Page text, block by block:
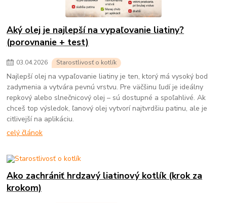
Aký olej je najlepší na vypaľovanie liatiny?
(porovnanie + test)
03.04.2026 Starostlivosť o kotlík
Najlepší olej na vypaľovanie liatiny je ten, ktorý má vysoký bod
zadymenia a vytvára pevnú vrstvu. Pre väčšinu ľudí je ideálny
repkový alebo slnečnicový olej – sú dostupné a spoľahlivé. Ak
chceš top výsledok, ľanový olej vytvorí najtvrdšiu patinu, ale je
citlivejší na aplikáciu.
celý článok
Ako zachrániť hrdzavý liatinový kotlík (krok za
krokom)